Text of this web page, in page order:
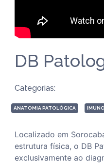
DB
Categorias:
ANATOMIA PATOLÓGICA
Localizado em
estrutura física, o DB
exclusivamente ao